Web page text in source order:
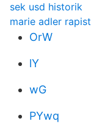
sek usd historik
marie adler rapist
OrW
lY
wG
PYwq